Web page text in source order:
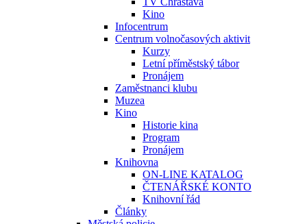
Kino
Infocentrum
Centrum volnočasových aktivit
Kurzy
Letní příměstský tábor
Pronájem
Zaměstnanci klubu
Muzea
Kino
Historie kina
Program
Pronájem
Knihovna
ON-LINE KATALOG
ČTENÁŘSKÉ KONTO
Knihovní řád
Články